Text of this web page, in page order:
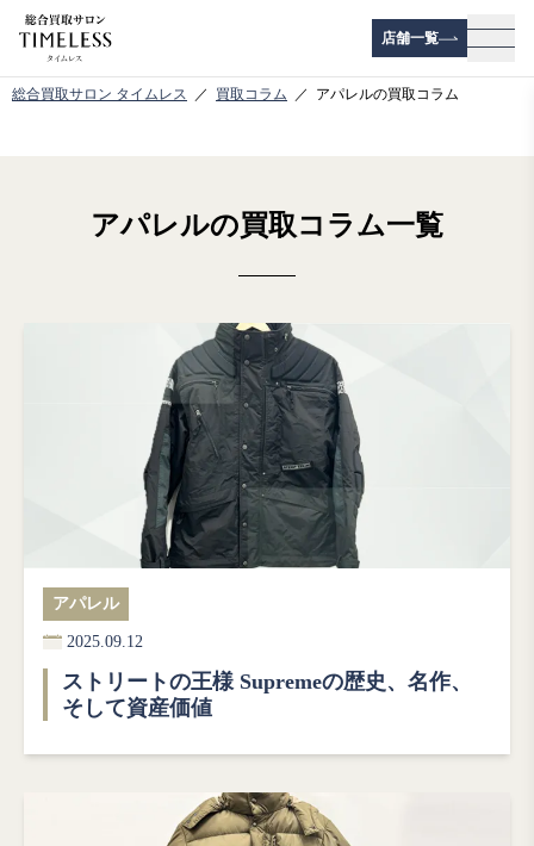
店舗一覧
メニ
総合買取サロン タイムレス 買取コラム アパレルの買取コラム
アパレルの買取コラム一覧
アパレル
2025.09.12
ストリートの王様 Supremeの歴史、名作、
そして資産価値